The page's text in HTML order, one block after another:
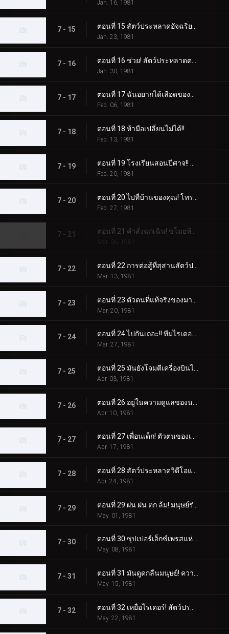
Jan. 16, 1981
7 - 15
Jan. 23, 1981
7 - 16
Jan. 30, 1981
7 - 17 ตอนที่ 17 ฉันอยากได้เลือดของคาซึยะ! ดาบประหลาดเรียก
Feb. 06, 1981
7 - 18 ตอนที่ 18 ห้ามือเปลี่ยนไม่ได้!!
Feb. 13, 1981
7 - 19
Feb. 20, 1981
7 - 20
Feb. 27, 1981
7 - 21 ตอนที่ 21 คำสั่งฉุกเฉิน! ขโมยห้ามือ!!
Mar. 06, 1981
7 - 22
Mar. 13, 1981
7 - 23
Mar. 20, 1981
7 - 24 ตอนที่ 24 ไปกันเถอะ!! ทีมไรเดอร์รุ่นเยาว์
Mar. 27, 1981
7 - 25
Apr. 03, 1981
7 - 26
Apr. 10, 1981
7 - 27 ตอนที่ 27 เพื่อนเด็ก! ตัวตนของเด็ก X
Apr. 17, 1981
7 - 28
Apr. 24, 1981
7 - 29
May. 01, 1981
7 - 30 ตอนที่ 30 ซุปเปอร์เอ็กซ์เพรสแห่งความชั่วร้าย! โรลเลอร์สเก็ต มอนสเตอร์
May. 08, 1981
7 - 31
May. 15, 1981
7 - 32
May. 22, 1981